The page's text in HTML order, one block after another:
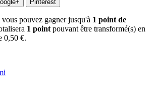
Pinterest
pouvez gagner jusqu'à 1 point de
1 point pouvant être transformé(s) en
0,50 €.